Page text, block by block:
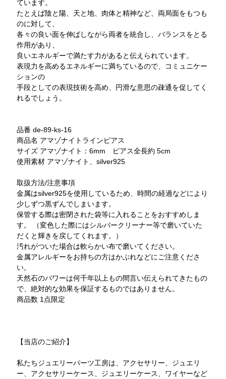
ています。
たとえば陰と陽、天と地、肉体と精神など、両局面をもつも
のに対して、
各々の良い面を伸ばしながら両者を統合し、バランスをとる
作用があり、
良いエネルギーで満たす力があると伝えられています。
表現力を高めるエネルギーに満ちているので、コミュニケー
ションの
手段としての表現技術を高め、円滑な意思の疎通を促してく
れるでしょう。
品番 de-89-ks-16
商品名 アマゾナイトラインピアス
サイズ アマゾナイト：6mm ピアス全長約 5cm
使用素材 アマゾナイト、silver925
取扱方法/注意事項
金属はsilver925を使用しているため、時間の経過などにより
少しずつ黒ずんでしまいます。
保管する際は密閉された袋等に入れることをおすすめしま
す。 （変色した際にはシルバークリーナー等で磨いていた
だくと輝きを戻してくれます。）
汚れがついた場合は軟らかい布で磨いてください。
金属アレルギーをお持ちの方はかぶれなどにご注意くださ
い。
天然石のパワーは何千年以上もの間言い伝えられてきたもの
で、絶対的な効果を保証するものではありません。
商品数 1点限定
【当店のご紹介】
私たちジュエリーパーツ工房は、アクセサリー、ジュエリ
ー、アクセサリーケース、ジュエリーケース、ワイヤーなど